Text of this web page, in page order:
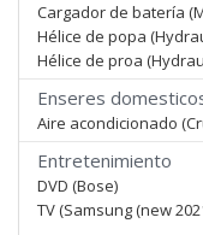
Cargador de batería
Hélice de popa
Hélice de proa
Enseres
Aire acondicionado
Entretenimiento
DVD (Bose)
TV (Samsung (new